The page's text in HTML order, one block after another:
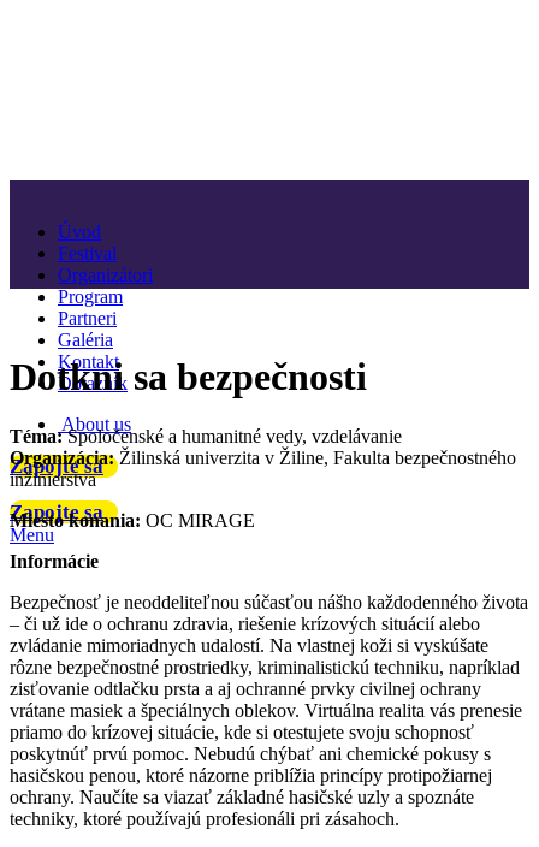
Úvod
Festival
Organizátori
Program
Partneri
Galéria
Kontakt
Dotazník
About us
Zapojte sa
Zapojte sa
Menu
Dotkni sa bezpečnosti
Téma:Spoločenské a humanitné vedy, vzdelávanie
Organizácia:Žilinská univerzita v Žiline, Fakulta bezpečnostného
inžinierstva
Miesto konania: OC MIRAGE
Informácie
Bezpečnosť je neoddeliteľnou súčasťou nášho každodenného života
– či už ide o ochranu zdravia, riešenie krízových situácií alebo
zvládanie mimoriadnych udalostí. Na vlastnej koži si vyskúšate
rôzne bezpečnostné prostriedky, kriminalistickú techniku, napríklad
zisťovanie odtlačku prsta a aj ochranné prvky civilnej ochrany
vrátane masiek a špeciálnych oblekov. Virtuálna realita vás prenesie
priamo do krízovej situácie, kde si otestujete svoju schopnosť
poskytnúť prvú pomoc. Nebudú chýbať ani chemické pokusy s
hasičskou penou, ktoré názorne priblížia princípy protipožiarnej
ochrany. Naučíte sa viazať základné hasičské uzly a spoznáte
techniky, ktoré používajú profesionáli pri zásahoch.